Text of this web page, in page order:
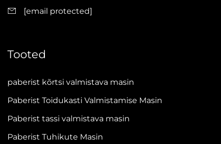
[email protected]
Tooted
paberist kõrtsi valmistava masin
Paberist Toidukasti Valmistamise Masin
Paberist tassi valmistava masin
Paberist Tuhikute Masin